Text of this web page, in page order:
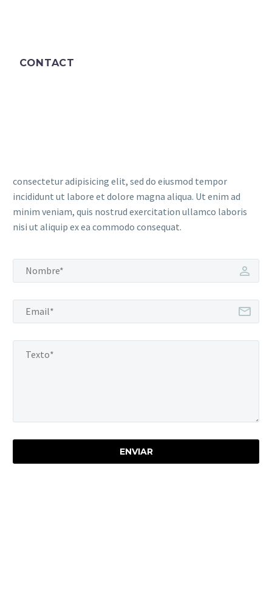
CONTACT
consectetur adipisicing elit, sed do eiusmod tempor
incididunt ut labore et dolore magna aliqua. Ut enim ad
minim veniam, quis nostrud exercitation ullamco laboris
nisi ut aliquip ex ea commodo consequat.